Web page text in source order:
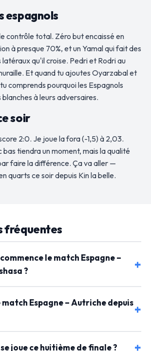
espagnols
contrôle total. Zéro but encaissé en
à presque 70%, et un Yamal qui fait des
latéraux qu'il croise. Pedri et Rodri au
Et quand tu ajoutes Oyarzabal et
comprends pourquoi les Espagnols
à leurs adversaires.
soir
2:0. Je joue la fora (-1,5) à 2,03.
bas tiendra un moment, mais la qualité
faire la différence. Ça va aller —
quarts ce soir depuis Kin la belle.
fréquentes
le match Espagne –
?
Espagne – Autriche depuis
joue ce huitième de finale ?